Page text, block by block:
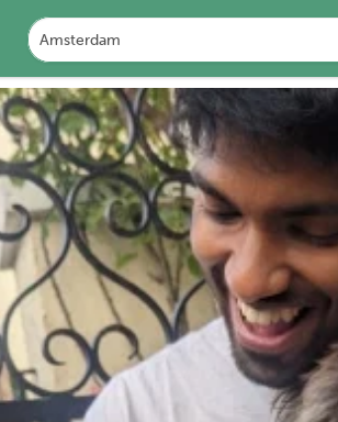
BEOORDELINGEN DETAILS